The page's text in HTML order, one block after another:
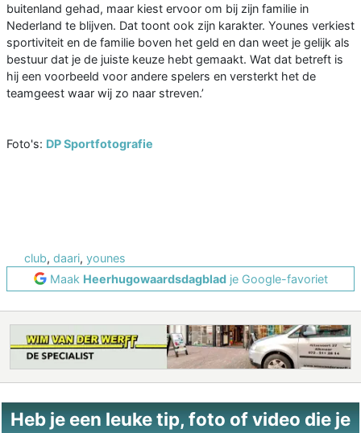
buitenland gehad, maar kiest ervoor om bij zijn familie in
Nederland te blijven. Dat toont ook zijn karakter. Younes verkiest
sportiviteit en de familie boven het geld en dan weet je gelijk als
bestuur dat je de juiste keuze hebt gemaakt. Wat dat betreft is
hij een voorbeeld voor andere spelers en versterkt het de
teamgeest waar wij zo naar streven.’
Foto's: DP Sportfotografie
club, daari, younes
Maak Heerhugowaardsdagbladje Google-favoriet
Heb je een leuke tip, foto of video die je